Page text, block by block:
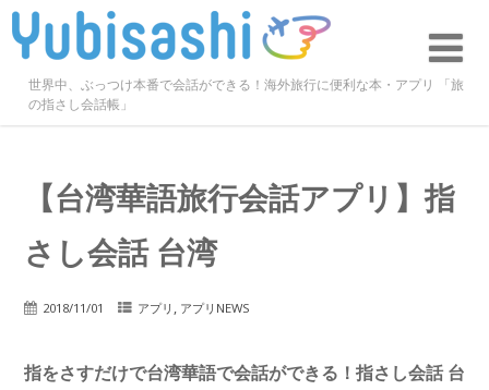
世界中、ぶっつけ本番で会話ができる！海外旅行に便利な本・アプリ 「旅
の指さし会話帳」
【台湾華語旅行会話アプリ】指
さし会話 台湾
2018/11/01 アプリ , アプリNEWS
指をさすだけで台湾華語で会話ができる！指さし会話 台